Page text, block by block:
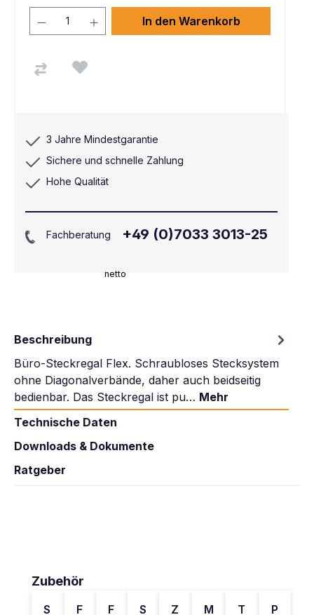
netto
In den Warenkorb
3 Jahre Mindestgarantie
Sichere und schnelle Zahlung
Hohe Qualität
Fachberatung +49 (0)7033 3013-25
Beschreibung
Büro-Steckregal Flex. Schraubloses Stecksystem
ohne Diagonalverbände, daher auch beidseitig
bedienbar. Das Steckregal ist pu… Mehr
Technische Daten
Downloads & Dokumente
Ratgeber
Produktgalerie überspringen
Zubehör
S F F S Z M T P